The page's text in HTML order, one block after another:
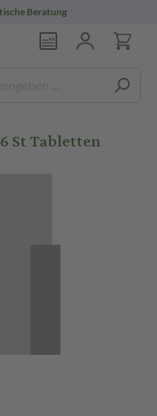
Beratung
St Tabletten